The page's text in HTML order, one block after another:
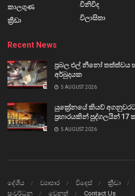
කාලගුණ
ක්‍රීඩා
විනිවිද
විලාසිතා
Recent News
ප්‍රබල එල් නීනෝ තත්ත්වය
අර්බුදයක
5 AUGUST 2026
යුක්‍රේනයේ කියව්
ප්‍රහාරයකින් පුද්ගලයින් 17
5 AUGUST 2026
දේශීය ව්‍යාපාර විදෙස් ක්‍රීඩා
සංවර්ධන
වෙනත් Contact Us